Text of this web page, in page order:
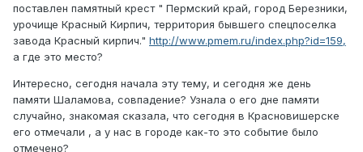
поставлен памятный крест " Пермский край, город Березники,
урочище Красный Кирпич, территория бывшего спецпоселка
завода Красный кирпич." http://www.pmem.ru/index.php?id=159,
а где это место?
Интересно, сегодня начала эту тему, и сегодня же день
памяти Шаламова, совпадение? Узнала о его дне памяти
случайно, знакомая сказала, что сегодня в Красновишерске
его отмечали , а у нас в городе как-то это событие было
отмечено?